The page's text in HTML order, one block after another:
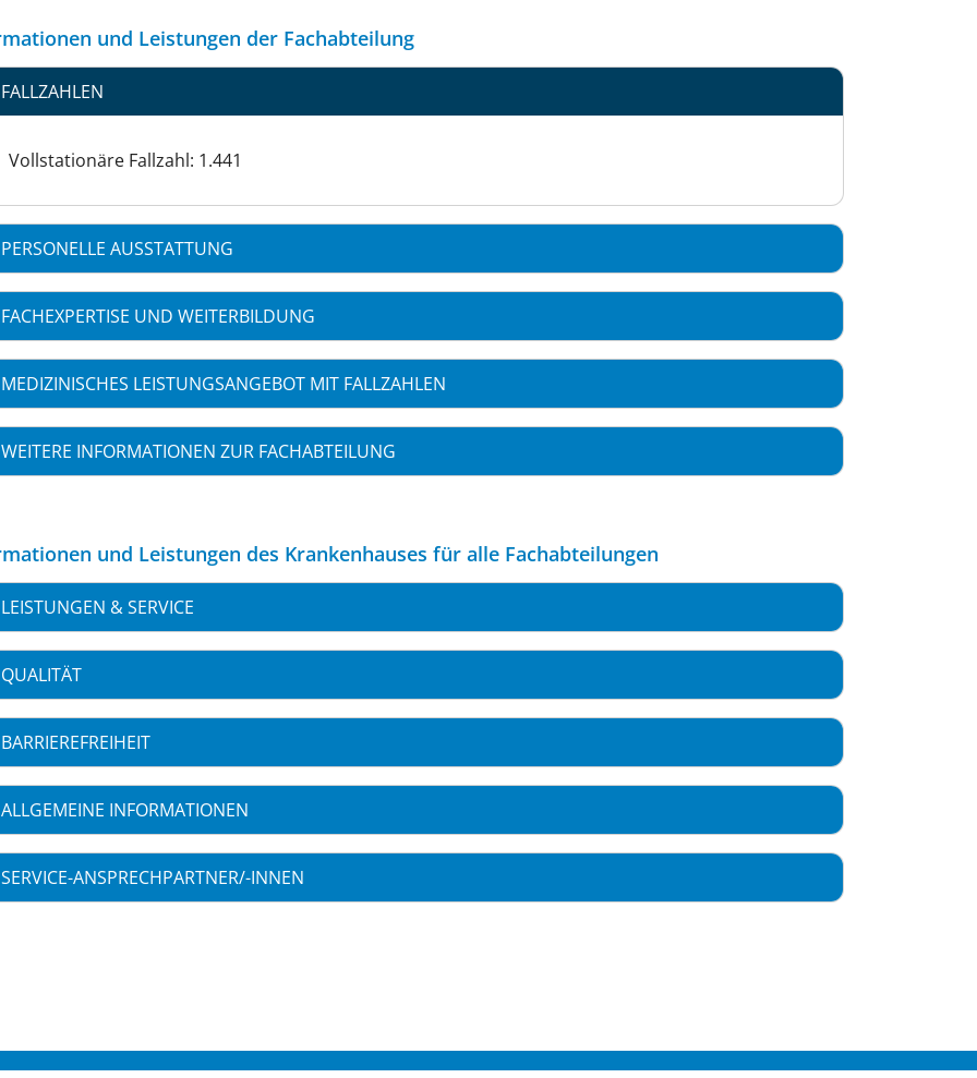
und Leistungen der Fachabteilung
FALLZAHLEN
Vollstationäre Fallzahl: 1.441
PERSONELLE AUSSTATTUNG
FACHEXPERTISE UND WEITERBILDUNG
MEDIZINISCHES LEISTUNGSANGEBOT MIT FALLZAHLEN
WEITERE INFORMATIONEN ZUR FACHABTEILUNG
und Leistungen des Krankenhauses für alle Fachabteilungen
LEISTUNGEN & SERVICE
QUALITÄT
BARRIEREFREIHEIT
ALLGEMEINE INFORMATIONEN
SERVICE-ANSPRECHPARTNER/-INNEN